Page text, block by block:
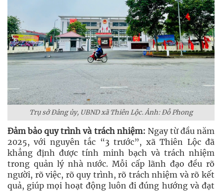
Trụ sở Đảng ủy, UBND xã Thiên Lộc. Ảnh: Đỗ Phong
Đảm bảo quy trình và trách nhiệm: Ngay từ đầu năm
2025, với nguyên tắc “3 trước”, xã Thiên Lộc đã
khẳng định được tính minh bạch và trách nhiệm
trong quản lý nhà nước. Mỗi cấp lãnh đạo đều rõ
người, rõ việc, rõ quy trình, rõ trách nhiệm và rõ kết
quả, giúp mọi hoạt động luôn đi đúng hướng và đạt